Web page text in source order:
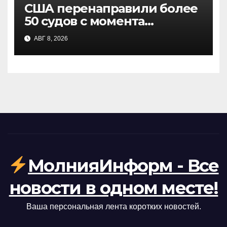
США перенаправили более
50 судов с момента
возобновления морской
блокады Ирана: заявление
CENTCOM
АВГ 8, 2026
МолнияИнформ - Все
новости в одном месте!
Ваша персональная лента коротких новостей.